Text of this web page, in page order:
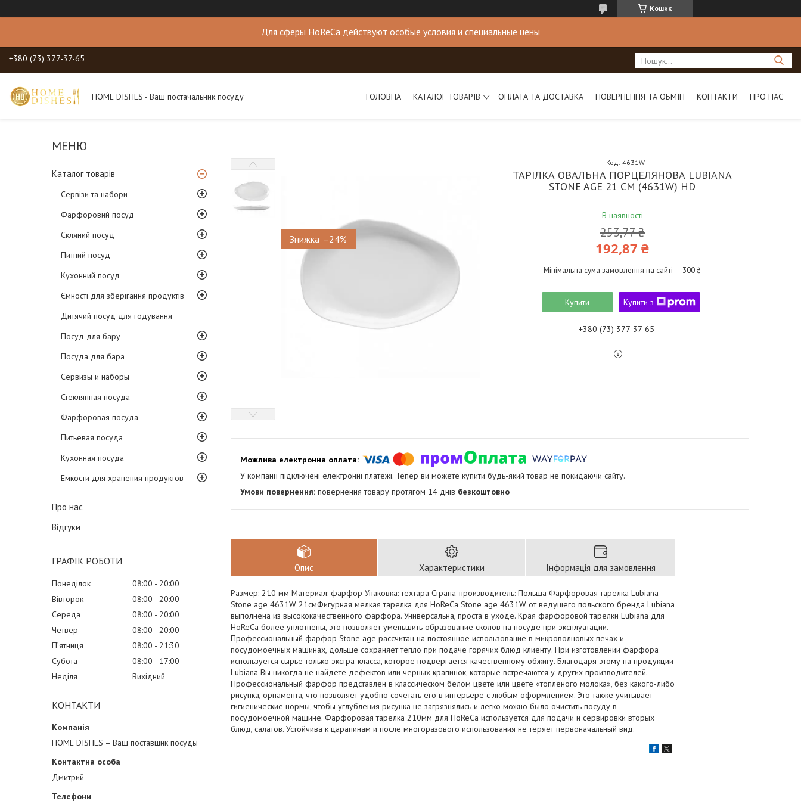
Кошик
Для сферы HoReCa действуют особые условия и специальные цены
+380 (73) 377-37-65
HOME DISHES - Ваш постачальник посуду ГОЛОВНА КАТАЛОГ ТОВАРІВ ОПЛАТА ТА ДОСТАВКА ПОВЕРНЕННЯ ТА ОБМІН КОНТАКТИ ПРО НАС
Каталог товарів
Сервізи та набори
Фарфоровий посуд
Скляний посуд
Питний посуд
Кухонний посуд
Ємності для зберігання продуктів
Дитячий посуд для годування
Посуд для бару
Посуда для бара
Сервизы и наборы
Стеклянная посуда
Фарфоровая посуда
Питьевая посуда
Кухонная посуда
Емкости для хранения продуктов
Про нас
Відгуки
ГРАФІК РОБОТИ
Понеділок 08:00
20:00
Вівторок
08:00
20:00
Середа
08:00
20:00
Четвер
08:00
20:00
Пʼятниця
08:00
21:30
Субота
08:00
17:00
Неділя
Вихідний
КОНТАКТИ
HOME DISHES – Ваш поставщик посуды
Дмитрий
–24%
ТАРІЛКА ОВАЛЬНА ПОРЦЕЛЯНОВА LUBIANA
STONE AGE 21 СМ (4631W) HD
В наявності
Код: 4631W
253,77 ₴
192,87 ₴
Мінімальна сума замовлення на сайті — 300 ₴
Купити Купити з
+380 (73) 377-37-65
У компанії підключені електронні платежі. Тепер ви можете купити будь-який товар не покидаючи сайту.
повернення товару протягом 14 днів безкоштовно
Опис Характеристики Інформація для замовлення
Размер: 210 мм Материал: фарфор Упаковка: техтара Страна-производитель: Польша Фарфоровая тарелка Lubiana
Stone age 4631W 21смФигурная мелкая тарелка для HoReCa Stone age 4631W от ведущего польского бренда Lubiana
выполнена из высококачественного фарфора. Универсальна, проста в уходе. Края фарфоровой тарелки Lubiana для
HoReCa более уплотнены, это позволяет уменьшить образование сколов на посуде при эксплуатации.
Профессиональный фарфор Stone age рассчитан на постоянное использование в микроволновых печах и
посудомоечных машинах, дольше сохраняет тепло при подаче горячих блюд клиенту. При изготовлении фарфора
используется сырье только экстра-класса, которое подвергается качественному обжигу. Благодаря этому на продукции
Lubiana Вы никогда не найдете дефектов или черных крапинок, которые встречаются у других производителей.
Профессиональный фарфор представлен в классическом белом цвете или цвете «топленого молока», без какого-либо
рисунка, орнамента, что позволяет удобно сочетать его в интерьере с любым оформлением. Это также учитывает
гигиенические нормы, чтобы углубления рисунка не загрязнялись и легко можно было очистить посуду в
посудомоечной машине. Фарфоровая тарелка 210мм для HoReCa используется для подачи и сервировки вторых
блюд, салатов. Устойчива к царапинам и после многоразового использования не теряет первоначальный вид.